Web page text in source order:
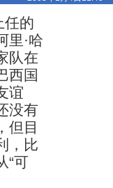
的
里·哈
队在
西国
谊
没有
但目
，比
“可